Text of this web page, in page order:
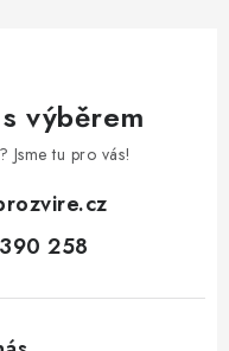
výběrem
Jsme tu pro vás!
258